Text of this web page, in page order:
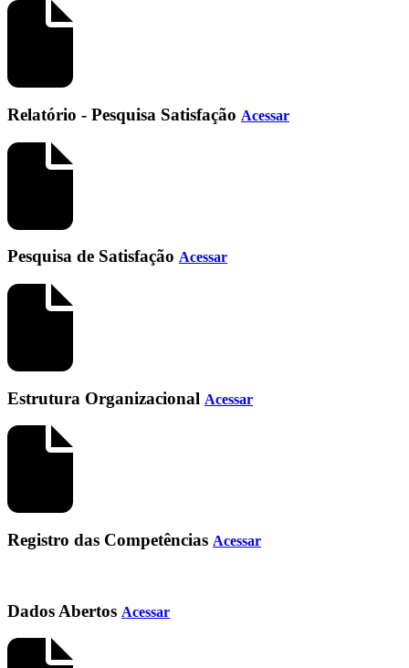
Relatório - Pesquisa Satisfação Acessar
Pesquisa de Satisfação Acessar
Estrutura Organizacional Acessar
Registro das Competências Acessar
Dados Abertos Acessar